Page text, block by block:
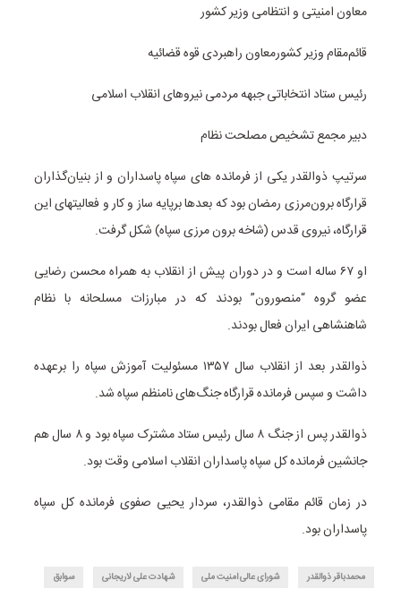
معاون امنیتی و انتظامی وزیر کشور
قائم‌مقام وزیر کشورمعاون راهبردی قوه قضائیه
رئیس ستاد انتخاباتی جبهه مردمی نیروهای انقلاب اسلامی
دبیر مجمع تشخیص مصلحت نظام
سرتیپ ذوالقدر یکی از فرمانده های سپاه پاسداران و از بنیان‌گذاران
قرارگاه برون‌مرزی رمضان بود که بعدها برپایه ساز و کار و فعالیتهای این
قرارگاه، نیروی قدس (شاخه برون مرزی سپاه) شکل گرفت.
او ۶۷ ساله است و در دوران پیش از انقلاب به همراه محسن رضایی
عضو گروه “منصورون” بودند که در مبارزات مسلحانه با نظام
شاهنشاهی ایران فعال بودند.
ذوالقدر بعد از انقلاب سال ۱۳۵۷ مسئولیت آموزش سپاه را برعهده
داشت و سپس فرمانده قرارگاه جنگ‌های نامنظم سپاه شد.
ذوالقدر پس از جنگ ۸ سال رئیس ستاد مشترک سپاه بود و ۸ سال هم
جانشین فرمانده کل سپاه پاسداران انقلاب اسلامی وقت بود.
در زمان قائم مقامی ذوالقدر، سردار یحیی صفوی فرمانده کل سپاه
پاسداران بود.
محمدباقر ذوالقدر شورای عالی امنیت ملی شهادت علی لاریجانی سوابق